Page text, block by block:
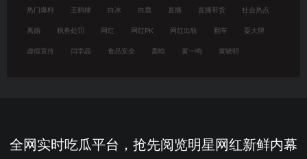
热门爆料 王鹤棣 白冰 白鹿 直播 直播带货 社会热点
离婚 税务处罚 网红 网红PK 网红出轨 翻车 耍大牌
虚假宣传 闫学晶 食品安全 鹿晗 黄一鸣 黄晓明
全网实时吃瓜平台，抢先阅览明星网红新鲜内幕